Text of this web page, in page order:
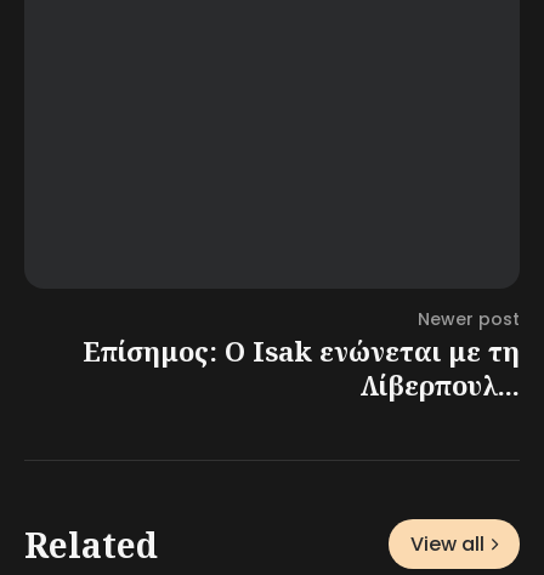
Newer post
Επίσημος: Ο Isak ενώνεται με τη
Λίβερπουλ...
Related View all